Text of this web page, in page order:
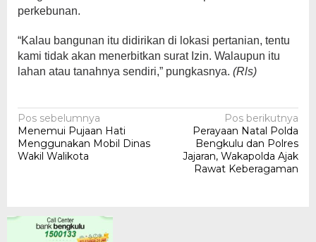
perkebunan.
“Kalau bangunan itu didirikan di lokasi pertanian, tentu
kami tidak akan menerbitkan surat Izin. Walaupun itu
lahan atau tanahnya sendiri,” pungkasnya. (Rls)
Navigasi
pos
Pos sebelumnya
Menemui Pujaan Hati
Menggunakan Mobil Dinas
Wakil Walikota
Pos berikutnya
Perayaan Natal Polda
Bengkulu dan Polres
Jajaran, Wakapolda Ajak
Rawat Keberagaman